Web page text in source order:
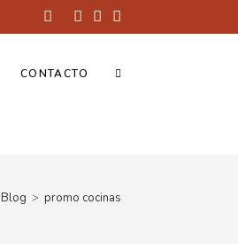
CONTACTO
Blog > promo cocinas